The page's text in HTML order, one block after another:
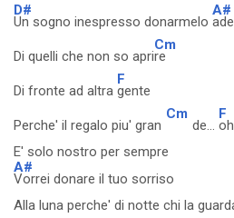
D#
Un sogno inespresso donarmelo
A#
Di quelli che non so apri
Cm
re
Di fronte ad altra
F
gente
Perche' il regalo piu' gran
Cm
de...
F
oh
E' solo nostro per sempre
A#
Vorrei donare il tuo sorriso
Alla luna perche' di notte chi la